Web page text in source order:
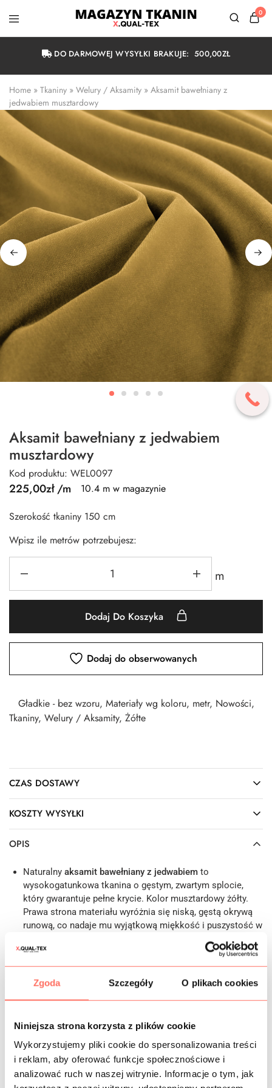
Zgoda Szczegóły O plikach cookies
Niniejsza strona korzysta z plików cookie
Wykorzystujemy pliki cookie do spersonalizowania treści
i reklam, aby oferować funkcje społecznościowe i
analizować ruch w naszej witrynie. Informacje o tym, jak
Magazyn
Warszawa
0
DO DARMOWEJ WYSYŁKI BRAKUJE:500,00ZŁ
Home » Tkaniny » Welury / Aksamity » Aksamit bawełniany z
jedwabiem musztardowy
Aksamit bawełniany z jedwabiem
musztardowy
Kod produktu: WEL0097
225,00zł/m
10.4 m w magazynie
Szerokość tkaniny 150 cm
Wpisz ile metrów potrzebujesz:
m
Dodaj Do Koszyka
Dodaj do obserwowanych
Gładkie - bez wzoru, Materiały wg koloru, metr, Nowości,
Tkaniny, Welury / Aksamity, Żółte
CZAS DOSTAWY
KOSZTY WYSYŁKI
OPIS
Naturalny aksamit bawełniany z jedwabiemto
wysokogatunkowa tkanina o gęstym, zwartym splocie,
który gwarantuje pełne krycie. Kolor musztardowy żółty.
Prawa strona materiału wyróżnia się niską, gęstą okrywą
runową, co nadaje mu wyjątkową miękkość i puszystość w
tkaniny prezentuje się bardzo szlachetnie, pozostaje
elegancko matowa, zachowując stonowany i nowoczesny
charakter. Dodatkowo, stabilna struktura splotu wpływa na
trwałość materiału, przy odpowiedniej pielęgnacji posłuży
się na precyzyjnym połączeniu naturalnej bawełny oraz
szlachetnego jedwabiu. Dzięki takiemu składowi materiał
posiada doskonałe właściwości higroskopijne ipozwala
skórze swobodnie oddychać, co znacząco podnosi
komfort noszenia. Tkanina jest plastyczna, mięsista,